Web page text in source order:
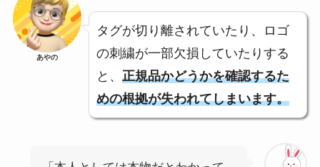
あやの
タグが切り離されていたり、ロゴ
の刺繍が一部欠損していたりする
と、 正規品かどうかを確認するた
めの根拠が失われてしまいます。